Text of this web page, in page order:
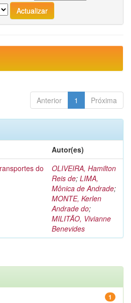
Anterior 1 Próxima
Autor(es)
do
OLIVEIRA, Hamilton
Reis de; LIMA,
Mônica de Andrade;
MONTE, Kerlen
Andrade do;
MILITÃO, Vivianne
Benevides
1